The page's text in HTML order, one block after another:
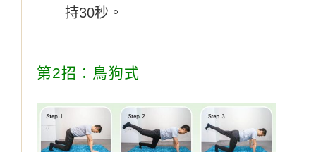
持30秒。
第2招：鳥狗式